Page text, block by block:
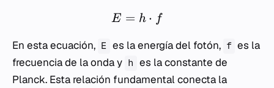
E = h ⋅ f
En esta ecuación, E es la energía del fotón, f es la
frecuencia de la onda y h es la constante de
Planck. Esta relación fundamental conecta la